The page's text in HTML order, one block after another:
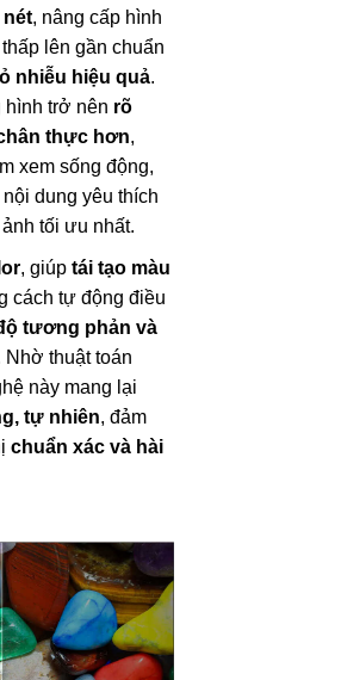
nét, nâng cấp hình
lên gần chuẩn
nhiễu hiệu quả.
hình trở nên rõ
thực hơn,
xem sống động,
dung yêu thích
tối ưu nhất.
, giúp tái tạo màu
cách tự động điều
tương phản và
Nhờ thuật toán
này mang lại
tự nhiên, đảm
chuẩn xác và hài